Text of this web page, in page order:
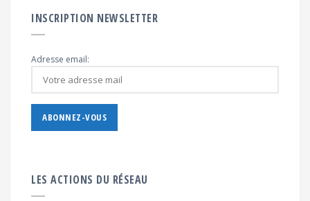
INSCRIPTION NEWSLETTER
Adresse email:
LES ACTIONS DU RÉSEAU